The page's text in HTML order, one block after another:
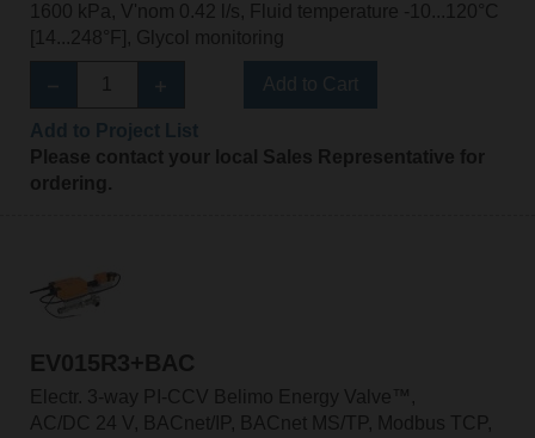
1600 kPa, V'nom 0.42 l/s, Fluid temperature -10...120°C
[14...248°F], Glycol monitoring
Please contact your local Sales Representative for
ordering.
EV015R3+BAC
Electr. 3-way PI-CCV Belimo Energy Valve™,
AC/DC 24 V, BACnet/IP, BACnet MS/TP, Modbus TCP,